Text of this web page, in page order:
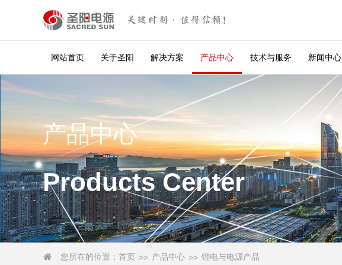
关键时刻·值得信赖！
网站首页 关于圣阳 解决方案 产品中心 技术与服务 新闻中心
产品中心
Products Center
 您所在的位置： 首页 >> 产品中心 >> 锂电与电源产品